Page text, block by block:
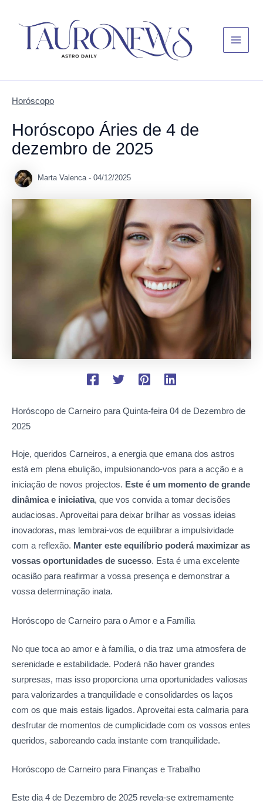
Menu
Horóscopo
Horóscopo Áries de 4 de
dezembro de 2025
Marta Valenca - 04/12/2025
Horóscopo de Carneiro para Quinta-feira 04 de Dezembro de
2025
Hoje, queridos Carneiros, a energia que emana dos astros
está em plena ebulição, impulsionando-vos para a acção e a
iniciação de novos projectos. Este é um momento de grande
dinâmica e iniciativa, que vos convida a tomar decisões
audaciosas. Aproveitai para deixar brilhar as vossas ideias
inovadoras, mas lembrai-vos de equilibrar a impulsividade
com a reflexão. Manter este equilíbrio poderá maximizar as
vossas oportunidades de sucesso. Esta é uma excelente
ocasião para reafirmar a vossa presença e demonstrar a
vossa determinação inata.
Horóscopo de Carneiro para o Amor e a Família
No que toca ao amor e à família, o dia traz uma atmosfera de
serenidade e estabilidade. Poderá não haver grandes
surpresas, mas isso proporciona uma oportunidades valiosas
para valorizardes a tranquilidade e consolidardes os laços
com os que mais estais ligados. Aproveitai esta calmaria para
desfrutar de momentos de cumplicidade com os vossos entes
queridos, saboreando cada instante com tranquilidade.
Horóscopo de Carneiro para Finanças e Trabalho
Este dia 4 de Dezembro de 2025 revela-se extremamente